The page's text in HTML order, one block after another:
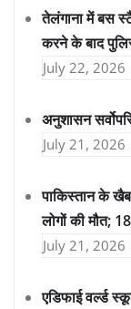
तेलंगाना में बस
करने के बाद
July 22, 2026
अनुशासन
July 21, 2026
पाकिस्तान के
लोगों की मौत;
July 21, 2026
एडिफाई वर्ल्ड